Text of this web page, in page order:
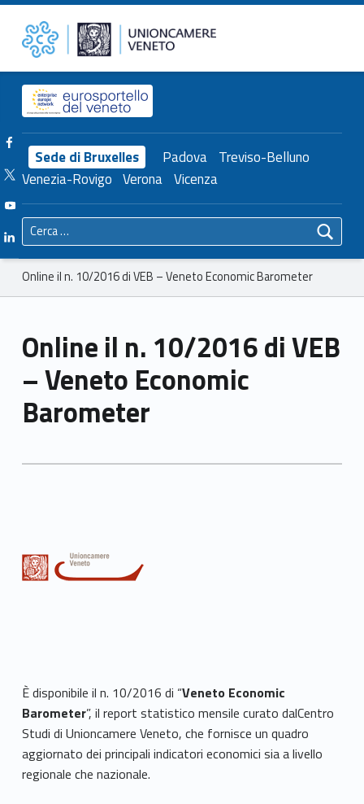
Online il n. 10/2016 di VEB – Veneto Economic Barometer – Unioncamere del Veneto Unioncamere del Veneto
Header info sidebar
Sede di Bruxelles Padova Treviso-Belluno
Venezia-Rovigo Verona Vicenza
Facebook Unioncamere Veneto
Twitter Unioncamere Veneto
Youtube Unioncamere Veneto
Linkedin Unioncamere Veneto
Ricerca per:
Breadcrumbs navigation
Online il n. 10/2016 di VEB – Veneto Economic Barometer
Online il n. 10/2016 di VEB
– Veneto Economic
Barometer
È disponibile il n. 10/2016 di “Veneto Economic
Barometer”, il report statistico mensile curato dalCentro
Studi di Unioncamere Veneto, che fornisce un quadro
aggiornato dei principali indicatori economici sia a livello
regionale che nazionale.